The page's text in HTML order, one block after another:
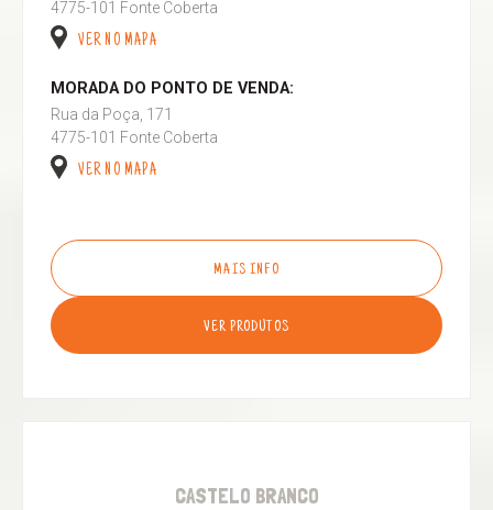
4775-101 Fonte Coberta
VER NO MAPA
MORADA DO PONTO DE VENDA:
Rua da Poça, 171
4775-101 Fonte Coberta
VER NO MAPA
MAIS INFO
VER PRODUTOS
CASTELO BRANCO